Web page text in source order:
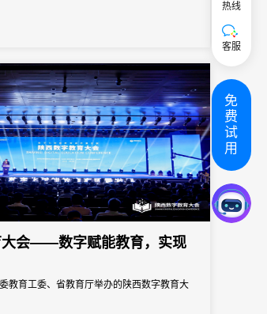
作共赢”为主题。
大会——数字赋能教育，实现
教育工委、省教育厅举办的陕西数字教育大
会以“数字化赋能教育高质量发展”为主题，分
热线
客服
免
费
试
用